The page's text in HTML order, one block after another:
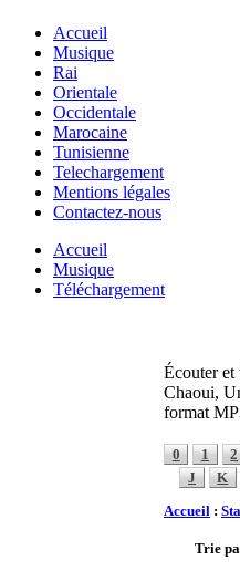
Accueil
Musique
Rai
Orientale
Occidentale
Marocaine
Tunisienne
Telechargement
Mentions légales
Contactez-nous
Accueil
Musique
Téléchargement
Écouter et
Chaoui,
format
0 1 2
J
K
Accueil :
Trie